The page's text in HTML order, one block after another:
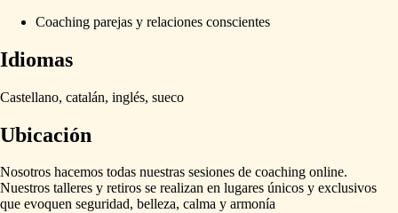
Coaching parejas y relaciones conscientes
Idiomas
Castellano, catalán, inglés, sueco
Ubicación
Nosotros hacemos todas nuestras sesiones de coaching online.
Nuestros talleres y retiros se realizan en lugares únicos y exclusivos
que evoquen seguridad, belleza, calma y armonía